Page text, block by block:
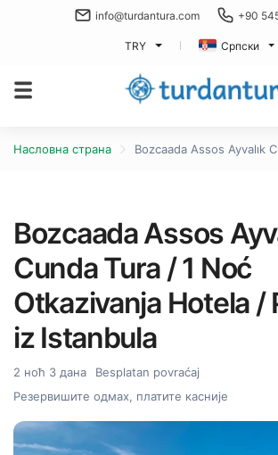
info@turdantura.com +90
TRY Српски
Насловна страна Bozcaada Assos Ayvalık
Bozcaada Assos
Cunda Tura / 1 Noć
Otkazivanja Hotela /
iz Istanbula
2 ноћ 3 дана
Besplatan povraćaj
Резервишите одмах, платите касније